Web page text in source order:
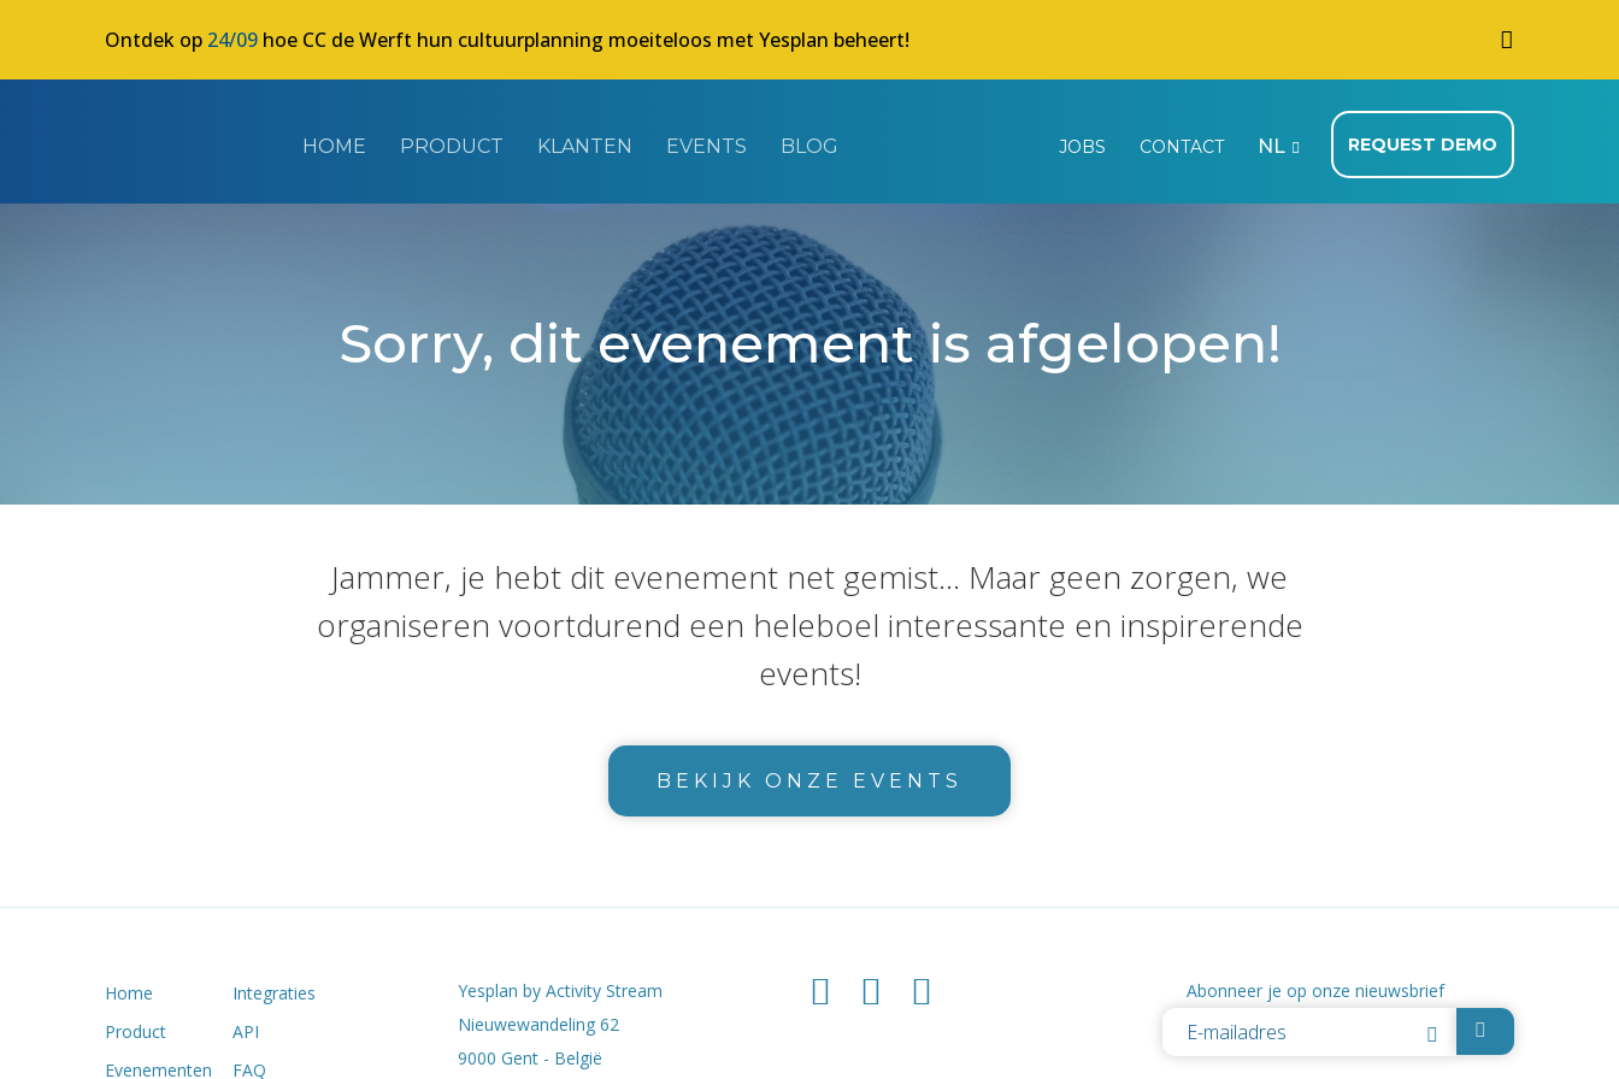
Ontdek op 24/09 hoe CC de Werft hun cultuurplanning moeiteloos met Yesplan beheert!
HOME PRODUCT KLANTEN EVENTS BLOG JOBS CONTACT NL REQUEST DEMO
Sorry, dit evenement is afgelopen!
Jammer, je hebt dit evenement net gemist... Maar geen zorgen, we
organiseren voortdurend een heleboel interessante en inspirerende
events!
BEKIJK ONZE EVENTS
Home
Product
Evenementen
Integraties
API
FAQ
Yesplan by Activity Stream
Nieuwewandeling 62
9000 Gent - België
Abonneer je op onze nieuwsbrief